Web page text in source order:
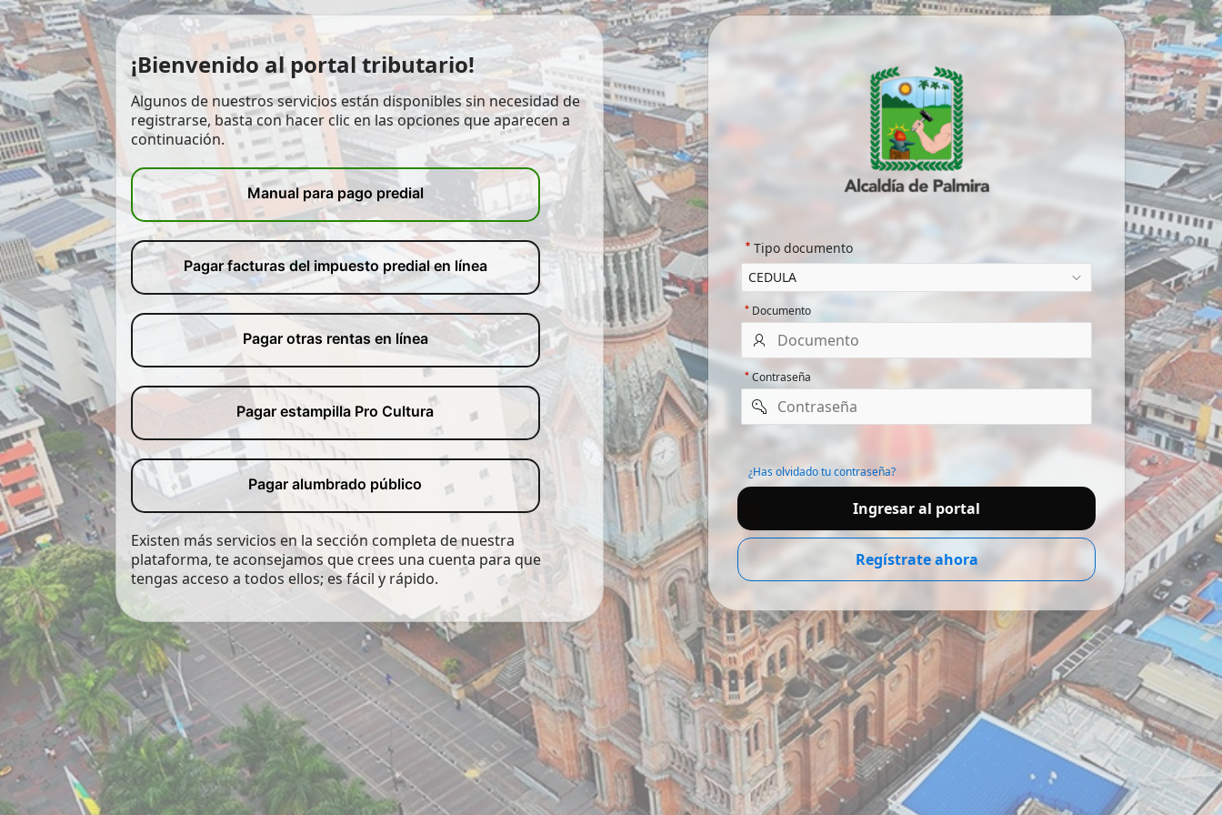
No-Registro
¡Bienvenido al portal tributario!
Algunos de nuestros servicios están disponibles sin necesidad de
registrarse, basta con hacer clic en las opciones que aparecen a
continuación.
Manual para pago predial
Pagar facturas del impuesto predial en línea
Pagar otras rentas en línea
Pagar estampilla Pro Cultura
Pagar alumbrado público
Existen más servicios en la sección completa de nuestra
plataforma, te aconsejamos que crees una cuenta para que
tengas acceso a todos ellos; es fácil y rápido.
Tipo documento
Documento
Contraseña
¿Has olvidado tu contraseña?
Ingresar al portal
Regístrate ahora